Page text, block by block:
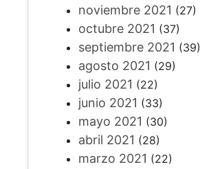
noviembre 2021 (27)
octubre 2021 (37)
septiembre 2021 (39)
agosto 2021 (29)
julio 2021 (22)
junio 2021 (33)
mayo 2021 (30)
abril 2021 (28)
marzo 2021 (22)